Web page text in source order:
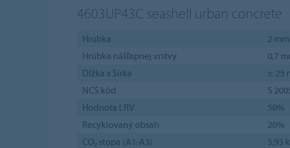
4603UP43C seashell urban concrete
Hrúbka
2 mm
Hrúbka nášľapnej vrstvy
0,7
Dĺžka x Šírka
± 25
NCS kód
S
Hodnota LRV
50%
Recyklovaný obsah
20%
CO₂ stopa (A1-A3)
5,93